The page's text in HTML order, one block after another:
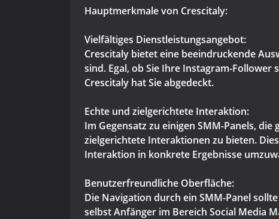
Hauptmerkmale von Crescitaly:
Vielfältiges Dienstleistungsangebot:
Crescitaly bietet eine beeindruckende
sind. Egal, ob Sie Ihre Instagram-
Crescitaly hat Sie abgedeckt.
Echte und zielgerichtete Interaktion:
Im Gegensatz zu einigen SMM-Panels,
zielgerichtete Interaktionen zu bieten.
Interaktion in konkrete Ergebnisse
Benutzerfreundliche Oberfläche:
Die Navigation durch ein SMM-Panel
selbst Anfänger im Bereich Social Media